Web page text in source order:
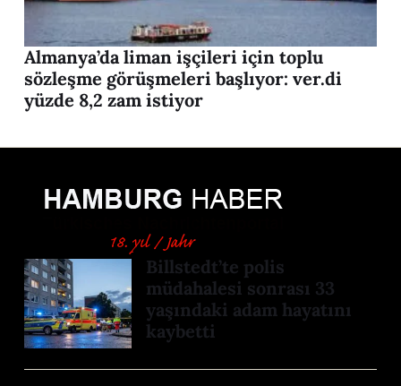
Almanya’da liman işçileri için toplu
sözleşme görüşmeleri başlıyor: ver.di
yüzde 8,2 zam istiyor
Billstedt’te polis
müdahalesi sonrası 33
yaşındaki adam hayatını
kaybetti